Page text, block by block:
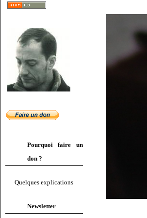
Pourquoi faire un
don ?
Quelques explications
Newsletter